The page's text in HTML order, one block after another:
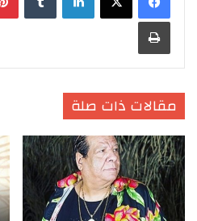
طباعة
مقالات ذات صلة